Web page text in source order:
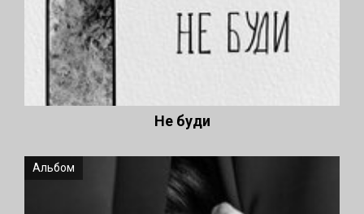
Не буди
Альбом